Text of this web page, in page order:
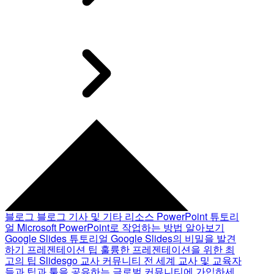
블로그 블로그 기사 및 기타 리소스 PowerPoint 튜토리
얼 Microsoft PowerPoint로 작업하는 방법 알아보기
Google Slides 튜토리얼 Google Slides의 비밀을 발견
하기 프레젠테이션 팁 훌륭한 프레젠테이션을 위한 최
고의 팁 Slidesgo 교사 커뮤니티 전 세계 교사 및 교육자